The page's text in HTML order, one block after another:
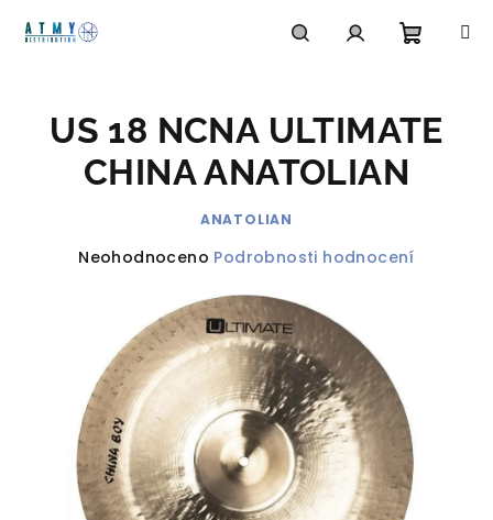
košík
US 18 NCNA ULTIMATE
CHINA ANATOLIAN
ANATOLIAN
Průměrné
hvězdiček.
Neohodnoceno Podrobnosti hodnocení